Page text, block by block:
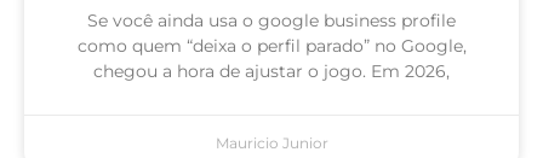
Se você ainda usa o google business profile
como quem “deixa o perfil parado” no Google,
chegou a hora de ajustar o jogo. Em 2026,
Mauricio Junior